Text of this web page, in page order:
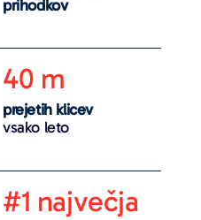
prihodkov
40 m
prejetih klicev
vsako leto
#1 največja